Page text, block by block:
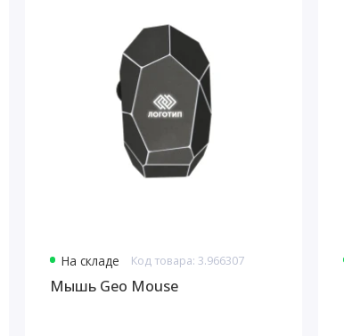
На складе Код товара: 3.966307
Мышь Geo Mouse